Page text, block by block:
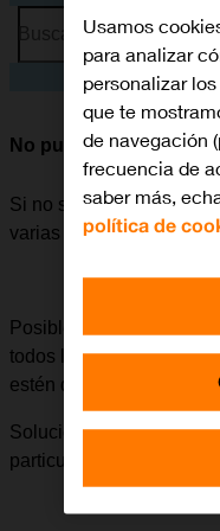
Busca por problema o
No puedo instalar una
Si no se puede instalar
varias causas posibles al
Posible causa 1 de 3:
todos los países.
estén disponibles en
Solución:Buscar apps
particular esté
Usamos
para analizar
personalizar
que te
de navegación
frecuencia de
saber más,
política de